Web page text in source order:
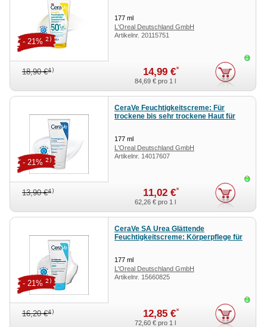
177 ml
L'Oreal Deutschland GmbH
Geschäftsbereich CeraVe
Artikelnr. 20115751
18,90 €4) 14,99 €*
- 21%2)
84,69 €pro 1 l
CeraVe Feuchtigkeitscreme: Für
trockene bis sehr trockene Haut für
177 ml
L'Oreal Deutschland GmbH
Geschäftsbereich CeraVe
Artikelnr. 14017607
13,90 €4) 11,02 €*
- 21%2)
62,26 €pro 1 l
CeraVe SA Urea Glättende
Feuchtigkeitscreme: Körperpflege für
177 ml
L'Oreal Deutschland GmbH
Geschäftsbereich CeraVe
Artikelnr. 15660825
16,20 €4) 12,85 €*
- 21%2)
72,60 €pro 1 l